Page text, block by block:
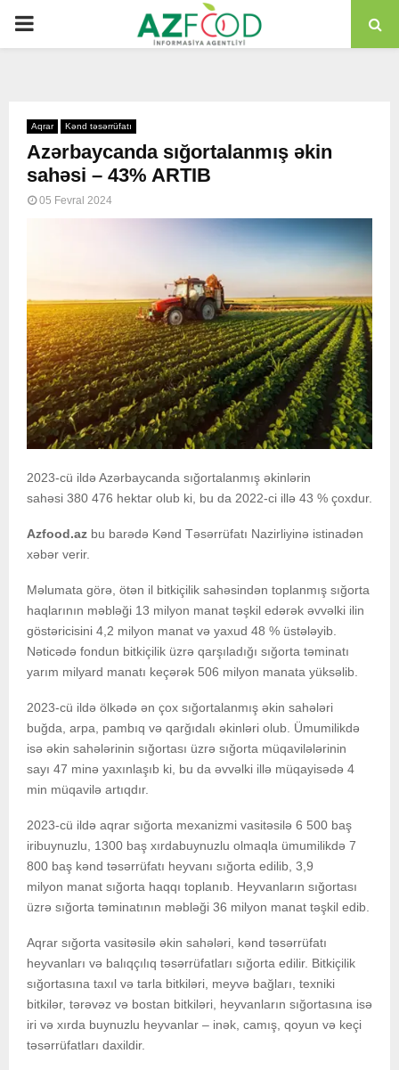
PRIMARY
Aqrar Kənd təsərrüfatı
Azərbaycanda sığortalanmış əkin
sahəsi – 43% ARTIB
05 Fevral 2024
2023-cü ildə Azərbaycanda sığortalanmış əkinlərin
sahəsi 380 476 hektar olub ki, bu da 2022-ci illə 43 % çoxdur.
Azfood.az bu barədə Kənd Təsərrüfatı Nazirliyinə istinadən
xəbər verir.
Məlumata görə, ötən il bitkiçilik sahəsindən toplanmış sığorta
haqlarının məbləği 13 milyon manat təşkil edərək əvvəlki ilin
göstəricisini 4,2 milyon manat və yaxud 48 % üstələyib.
Nəticədə fondun bitkiçilik üzrə qarşıladığı sığorta təminatı
yarım milyard manatı keçərək 506 milyon manata yüksəlib.
2023-cü ildə ölkədə ən çox sığortalanmış əkin sahələri
buğda, arpa, pambıq və qarğıdalı əkinləri olub. Ümumilikdə
isə əkin sahələrinin sığortası üzrə sığorta müqavilələrinin
sayı 47 minə yaxınlaşıb ki, bu da əvvəlki illə müqayisədə 4
min müqavilə artıqdır.
2023-cü ildə aqrar sığorta mexanizmi vasitəsilə 6 500 baş
iribuynuzlu, 1300 baş xırdabuynuzlu olmaqla ümumilikdə 7
800 baş kənd təsərrüfatı heyvanı sığorta edilib, 3,9
milyon manat sığorta haqqı toplanıb. Heyvanların sığortası
üzrə sığorta təminatının məbləği 36 milyon manat təşkil edib.
Aqrar sığorta vasitəsilə əkin sahələri, kənd təsərrüfatı
heyvanları və balıqçılıq təsərrüfatları sığorta edilir. Bitkiçilik
sığortasına taxıl və tarla bitkiləri, meyvə bağları, texniki
bitkilər, tərəvəz və bostan bitkiləri, heyvanların sığortasına isə
iri və xırda buynuzlu heyvanlar – inək, camış, qoyun və keçi
təsərrüfatları daxildir.